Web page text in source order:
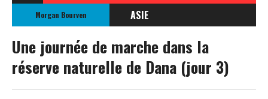
Morgan Bourven
ASIE
JORDANIE
Une journée de marche dans la
réserve naturelle de Dana (jour 3)